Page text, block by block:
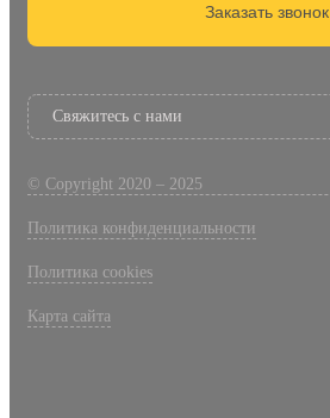
Заказать звонок
Свяжитесь с нами
© Copyright 2020 – 2025
Политика конфиденциальности
Политика cookies
Карта сайта